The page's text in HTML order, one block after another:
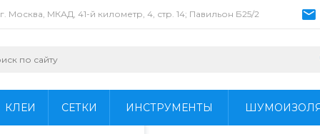
и
.
г. Москва, МКАД, 41-й километр, 4, стр. 14; Павильон Б25/2
КЛЕИ СЕТКИ ИНСТРУМЕНТЫ